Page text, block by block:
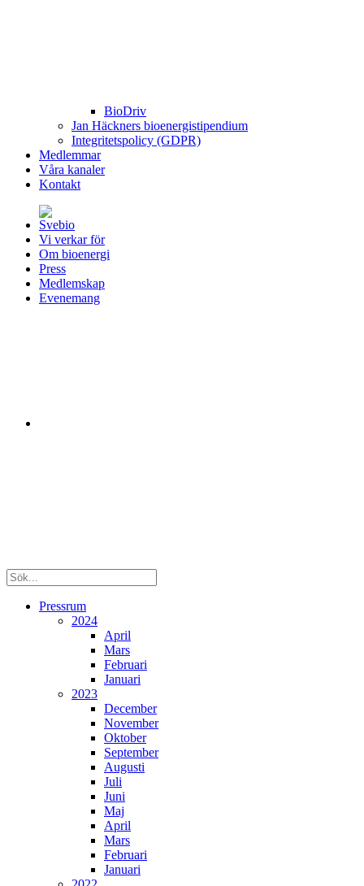
BioDriv
Jan Häckners bioenergistipendium
Integritetspolicy (GDPR)
Medlemmar
Våra kanaler
Kontakt
Vi verkar för
Om bioenergi
Press
Medlemskap
Evenemang
Pressrum
2024
April
Mars
Februari
Januari
2023
December
November
Oktober
September
Augusti
Juli
Juni
Maj
April
Mars
Februari
Januari